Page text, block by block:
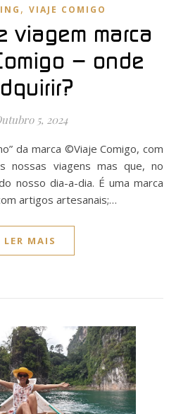
, VIAJE COMIGO
viagem marca
– onde
5, 2024
nossas viagens mas que, no
nosso dia-a-dia. É uma marca
artigos artesanais;…
LER MAIS